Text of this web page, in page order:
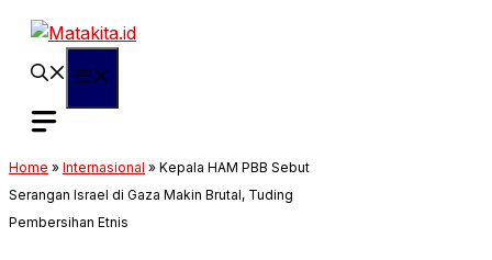
Langsung
Home » Internasional » Kepala HAM PBB Sebut
Serangan Israel di Gaza Makin Brutal, Tuding
Pembersihan Etnis